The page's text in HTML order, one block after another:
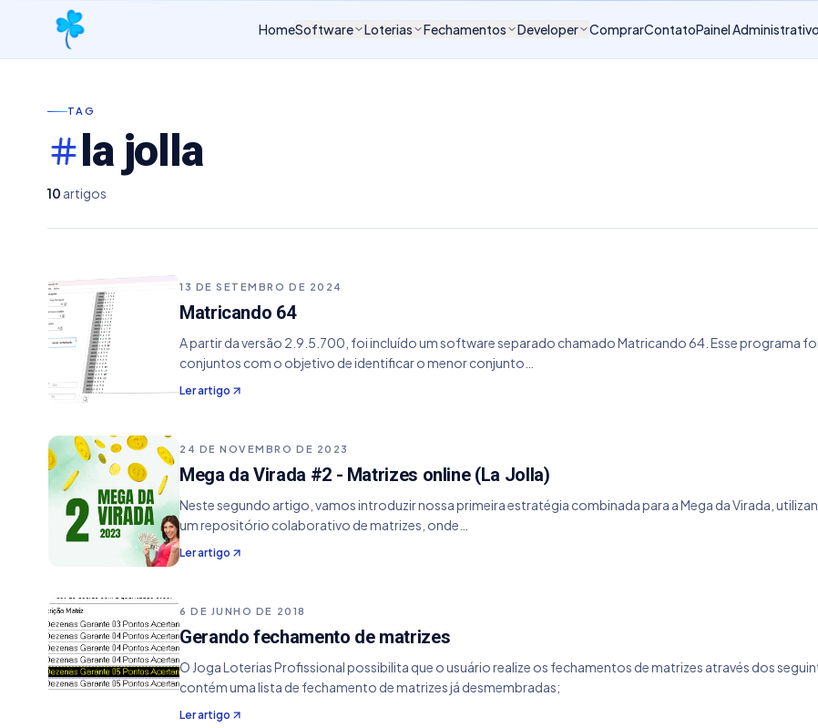
HomeSoftware Loterias Fechamentos Developer ComprarContatoPainel Administrativo
TAG
la jolla
10 artigos
13 DE SETEMBRO DE 2024
Matricando 64
A partir da versão 2.9.5.700, foi incluído um software separado chamado Matricando 64. Esse programa
conjuntos com o objetivo de identificar o menor conjunto…
Ler artigo
24 DE NOVEMBRO DE 2023
Mega da Virada #2 - Matrizes online (La Jolla)
Neste segundo artigo, vamos introduzir nossa primeira estratégia combinada para a Mega da Virada,
um repositório colaborativo de matrizes, onde…
Ler artigo
6 DE JUNHO DE 2018
Gerando fechamento de matrizes
O Joga Loterias Profissional possibilita que o usuário realize os fechamentos de matrizes através dos
contém uma lista de fechamento de matrizes já desmembradas;
Ler artigo